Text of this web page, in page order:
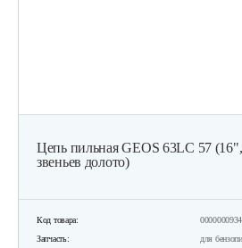
Цепь пильная GEOS 63LC 57
звеньев долото)
Код товара:
Запчасть:
для